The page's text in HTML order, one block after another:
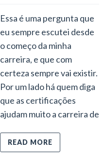
Essa é uma pergunta que
eu sempre escutei desde
o começo da minha
carreira, e que com
certeza sempre vai existir.
Por um lado há quem diga
que as certificações
ajudam muito a carreira de
READ MORE